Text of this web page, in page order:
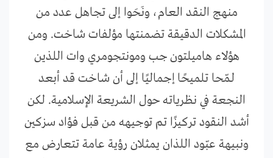
منهج النقد العام، ونَحَوا إلى تجاهل عدد من
المشكلات الدقيقة تضمنتها مؤلفات شاخت. ومن
هؤلاء هاميلتون جب ومونتجومري وات اللذين
لـمّحا تلميحًا إجماليًا إلى أن شاخت قد أبعد
النجعة في نظرياته حول الشريعة الإسلامية. لكن
أشد النقود تركيزًا تم توجيهه من قبل فؤاد سزكين
ونبيهة عبّود اللذان يمثلان رؤية عامة تتعارض مع